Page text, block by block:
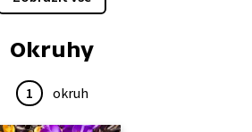
Okruhy
1 okruh